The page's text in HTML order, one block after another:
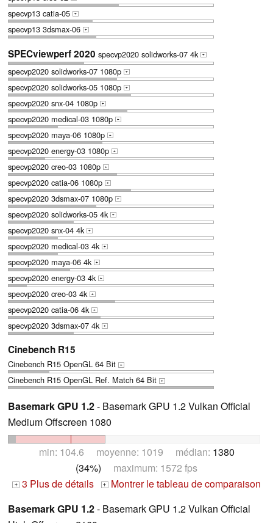
specvp13 catia-05 +
specvp13 3dsmax-06 +
SPECviewperf 2020 specvp2020 solidworks-07 4k +
specvp2020 solidworks-07 1080p +
specvp2020 solidworks-05 1080p +
specvp2020 snx-04 1080p +
specvp2020 medical-03 1080p +
specvp2020 maya-06 1080p +
specvp2020 energy-03 1080p +
specvp2020 creo-03 1080p +
specvp2020 catia-06 1080p +
specvp2020 3dsmax-07 1080p +
specvp2020 solidworks-05 4k +
specvp2020 snx-04 4k +
specvp2020 medical-03 4k +
specvp2020 maya-06 4k +
specvp2020 energy-03 4k +
specvp2020 creo-03 4k +
specvp2020 catia-06 4k +
specvp2020 3dsmax-07 4k +
Cinebench R15
Cinebench R15 OpenGL 64 Bit +
Cinebench R15 OpenGL Ref. Match 64 Bit +
Basemark GPU 1.2- Basemark GPU 1.2 Vulkan Official
Medium Offscreen 1080
min: 104.6 moyenne: 1019 médian: 1380
(34%) maximum: 1572 fps
+ 3 Plus de détails + Montrer le tableau de comparaison
Basemark GPU 1.2- Basemark GPU 1.2 Vulkan Official